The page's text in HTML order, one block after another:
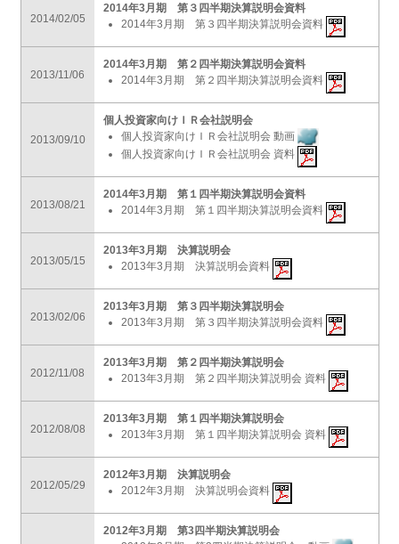
2014/02/05
2014年3月期 第３四半期決算説明会資料
2014年3月期 第３四半期決算説明会資料
2013/11/06
2014年3月期 第２四半期決算説明会資料
2014年3月期 第２四半期決算説明会資料
2013/09/10
個人投資家向けＩＲ会社説明会
個人投資家向けＩＲ会社説明会 動画
個人投資家向けＩＲ会社説明会 資料
2013/08/21
2014年3月期 第１四半期決算説明会資料
2014年3月期 第１四半期決算説明会資料
2013/05/15
2013年3月期 決算説明会
2013年3月期 決算説明会資料
2013/02/06
2013年3月期 第３四半期決算説明会
2013年3月期 第３四半期決算説明会資料
2012/11/08
2013年3月期 第２四半期決算説明会
2013年3月期 第２四半期決算説明会 資料
2012/08/08
2013年3月期 第１四半期決算説明会
2013年3月期 第１四半期決算説明会 資料
2012/05/29
2012年3月期 決算説明会
2012年3月期 決算説明会資料
2012年3月期 第3四半期決算説明会